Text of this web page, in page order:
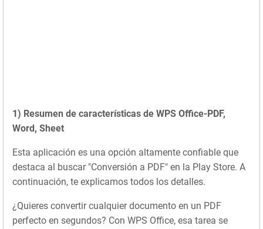
1) Resumen de características de WPS Office-PDF,
Word, Sheet
Esta aplicación es una opción altamente confiable que
destaca al buscar "Conversión a PDF" en la Play Store. A
continuación, te explicamos todos los detalles.
¿Quieres convertir cualquier documento en un PDF
perfecto en segundos? Con WPS Office, esa tarea se